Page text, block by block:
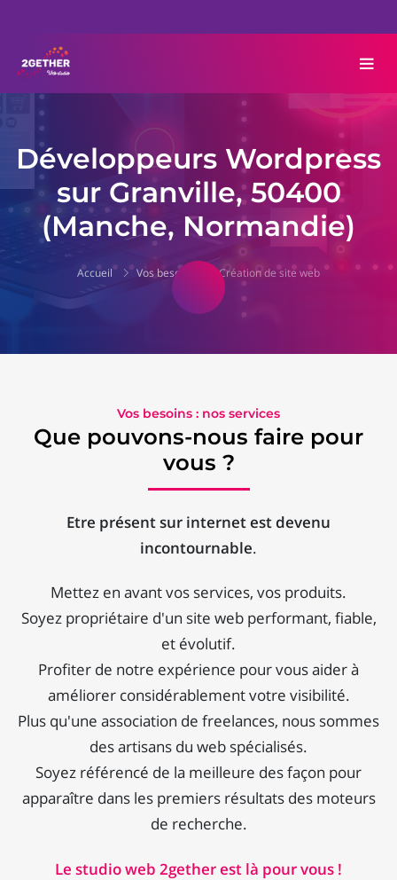
Développeurs Wordpress
sur Granville, 50400
(Manche, Normandie)
Accueil Vos besoins Création de site web
Vos besoins : nos services
Que pouvons-nous faire pour
vous ?
Etre présent sur internet est devenu
incontournable.
Mettez en avant vos services, vos produits.
Soyez propriétaire d'un site web performant, fiable,
et évolutif.
Profiter de notre expérience pour vous aider à
améliorer considérablement votre visibilité.
Plus qu'une association de freelances, nous sommes
des artisans du web spécialisés.
Soyez référencé de la meilleure des façon pour
apparaître dans les premiers résultats des moteurs
de recherche.
Le studio web 2gether est là pour vous !